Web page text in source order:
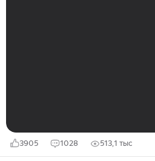
3905 1028 513,1 тыс